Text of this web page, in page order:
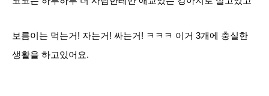
보름이는 먹는거! 자는거! 싸는거! ㅋㅋㅋ 이거 3개에 충실한
생활을 하고있어요.